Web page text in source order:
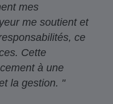
mes
me soutient et
ce
Cette
à une
la gestion. "